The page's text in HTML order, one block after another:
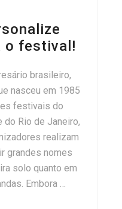
o festival!
brasileiro,
nasceu em 1985
festivais do
do Rio de Janeiro,
realizam
grandes nomes
solo quanto em
Embora …